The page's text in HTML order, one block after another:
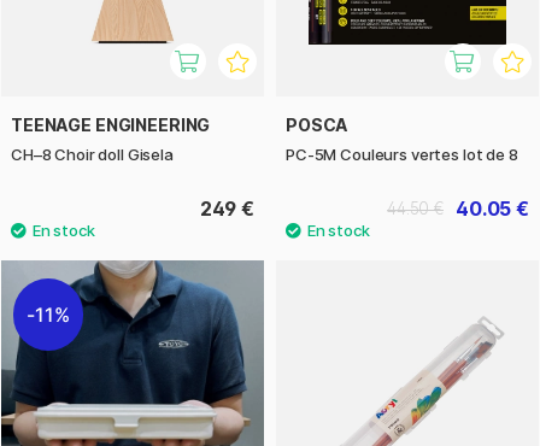
TEENAGE ENGINEERING
CH–8 Choir doll Gisela
249 €
POSCA
PC-5M Couleurs vertes lot de 8
40.05 €
44.50 €
11%